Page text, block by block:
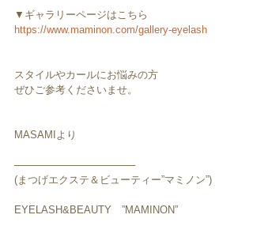
▼ギャラリーページはこちら
https://www.maminon.com/gallery-eyelash
スタイルやカールにお悩みの方
ぜひご参考くださいませ。
MASAMIより
─────────────────
(まつげエクステ＆ビューティー”マミノン”)
EYELASH&BEAUTY　”MAMINON”